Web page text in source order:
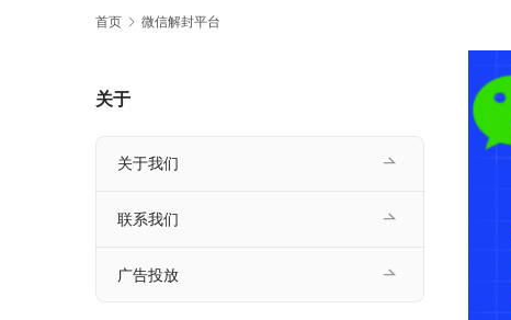
首页 微信解封平台
关于
关于我们
联系我们
广告投放